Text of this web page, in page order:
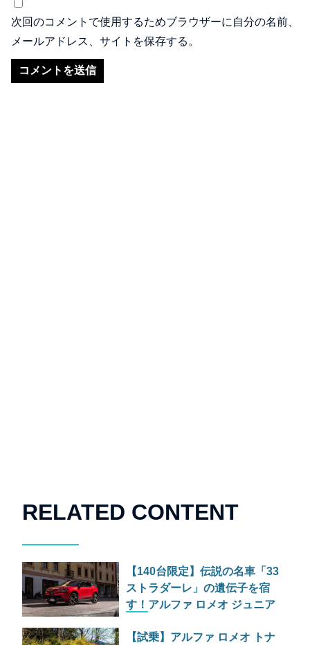
次回のコメントで使用するためブラウザーに自分の名前、
メールアドレス、サイトを保存する。
RELATED CONTENT
【140台限定】伝説の名車「33
ストラダーレ」の遺伝子を宿
す！アルファ ロメオ ジュニア
上陸
【試乗】アルファ ロメオ トナ